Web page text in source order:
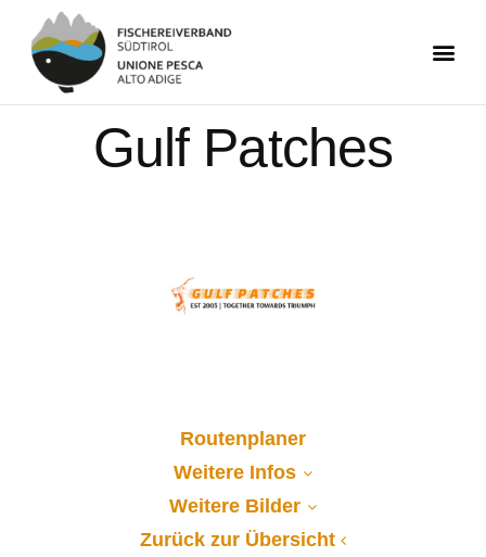
Gulf Patches
Routenplaner
Weitere Infos
Weitere Bilder
Zurück zur Übersicht